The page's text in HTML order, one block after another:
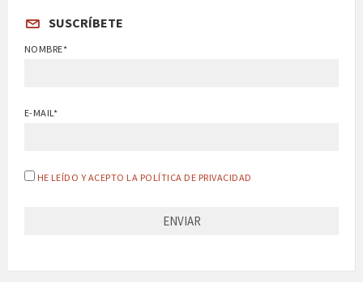
SUSCRÍBETE
NOMBRE*
E-MAIL*
HE LEÍDO Y ACEPTO LA POLÍTICA DE PRIVACIDAD